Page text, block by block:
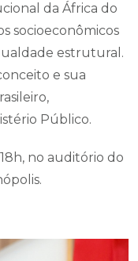
da África do
socioeconômicos
estrutural.
e sua
Público.
no auditório do